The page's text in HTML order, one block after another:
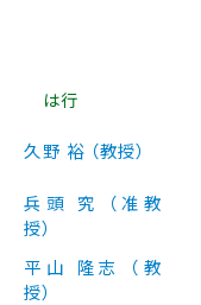
は行
久野 裕 （教授）
兵頭 究 （准教
授）
平山 隆志 （教
授）